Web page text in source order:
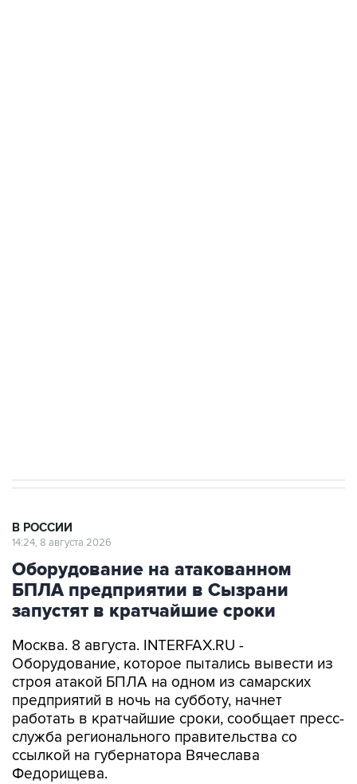
В РОССИИ
14:24, 8 августа 2026
Оборудование на атакованном
БПЛА предприятии в Сызрани
запустят в кратчайшие сроки
Москва. 8 августа. INTERFAX.RU -
Оборудование, которое пытались вывести из
строя атакой БПЛА на одном из самарских
предприятий в ночь на субботу, начнет
работать в кратчайшие сроки, сообщает пресс-
служба регионального правительства со
ссылкой на губернатора Вячеслава
Федорищева.